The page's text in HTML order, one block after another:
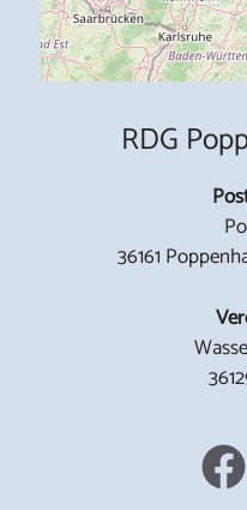
RDG
36161